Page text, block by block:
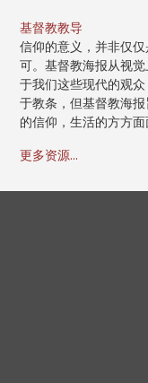
基督教教导
信仰的意义，并非仅
可。基督教海报从视
于我们这些现代的观
于教条，但基督教海
的信仰，生活的方方面
更多资源...